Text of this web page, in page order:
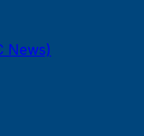
News)